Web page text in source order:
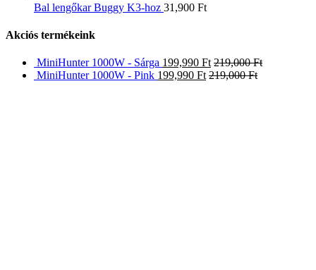
Bal lengőkar Buggy K3-hoz 31,900 Ft
Akciós termékeink
MiniHunter 1000W - Sárga 199,990 Ft 219,000Ft
MiniHunter 1000W - Pink 199,990 Ft 219,000Ft